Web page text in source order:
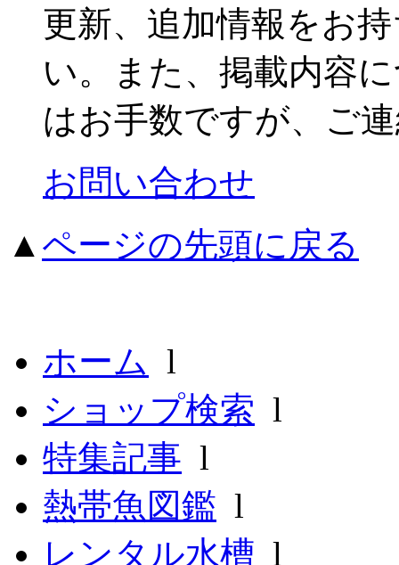
更新、追加情報をお
い。また、掲載内容
はお手数ですが、ご
お問い合わせ
▲ ページの先頭に戻る
ホーム l
ショップ検索 l
特集記事 l
熱帯魚図鑑 l
レンタル水槽 l